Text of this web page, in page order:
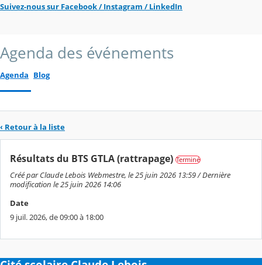
Suivez-nous sur Facebook / Instagram / LinkedIn
Agenda des événements
Agenda Blog
‹ Retour à la liste
Résultats du BTS GTLA (rattrapage) Terminé
Créé par Claude Lebois Webmestre, le 25 juin 2026 13:59 / Dernière
modification le 25 juin 2026 14:06
Date
9 juil. 2026, de 09:00 à 18:00